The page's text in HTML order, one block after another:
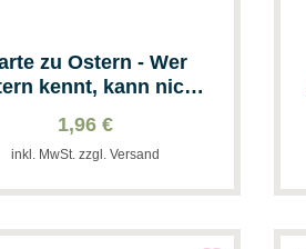
zu Ostern - Wer
kennt, kann nicht
1,96 €
inkl. MwSt. zzgl. Versand